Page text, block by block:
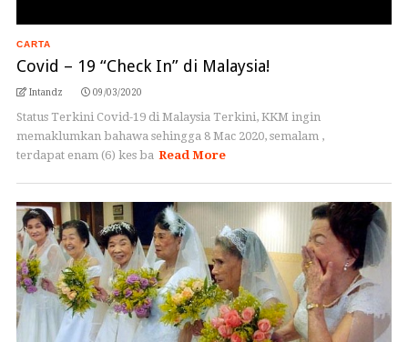
CARTA
Covid – 19 “Check In” di Malaysia!
Intandz 09/03/2020
Status Terkini Covid-19 di Malaysia Terkini, KKM ingin
memaklumkan bahawa sehingga 8 Mac 2020, semalam ,
terdapat enam (6) kes ba Read More